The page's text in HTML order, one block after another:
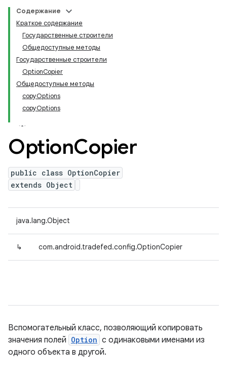
Содержание
Краткое содержание
Государственные строители
Общедоступные методы
Государственные строители
OptionCopier
Общедоступные методы
copyOptions
copyOptions
OptionCopier
public class OptionCopier
extends Object
java.lang.Object
↳ com.android.tradefed.config.OptionCopier
Вспомогательный класс, позволяющий копировать
значения полей Option с одинаковыми именами из
одного объекта в другой.